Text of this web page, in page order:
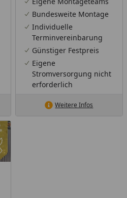
Bundesweite Montage
Individuelle
Terminvereinbarung
Günstiger Festpreis
Eigene
Stromversorgung nicht
erforderlich
Weitere Infos